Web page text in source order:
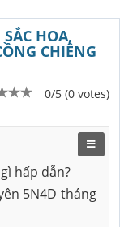
HOA,
CHIÊNG
0/5 (0 votes)
hấp dẫn?
5N4D tháng